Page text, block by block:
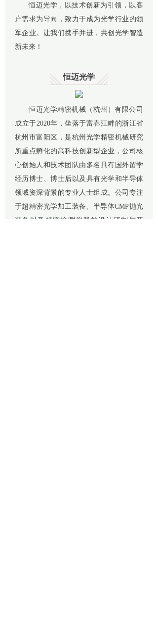
恒迈光学，以技术创新为引领，以客
户需求为导向，致力于成为光学行业的领
军企业。让我们携手并进，共创光学智造
新未来！
恒迈光学
恒迈光学精密机械（杭州）有限公司
成立于2020年，坐落于富春江畔的浙江省
杭州市富阳区，是杭州光学精密机械研究
所重点孵化的高科技创新型企业，公司核
心创始人和技术团队由多名具有国外留学
经历博士、博士后以及具有光学和半导体
领域资深背景的专业人士组成。公司专注
于超精密光学加工装备、半导体CMP抛光
装备以及精密检测仪器的设计研制与开